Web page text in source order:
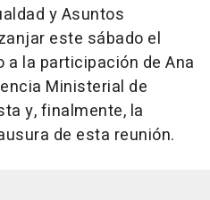
y Asuntos
este sábado el
la participación de Ana
Ministerial de
y, finalmente, la
de esta reunión.